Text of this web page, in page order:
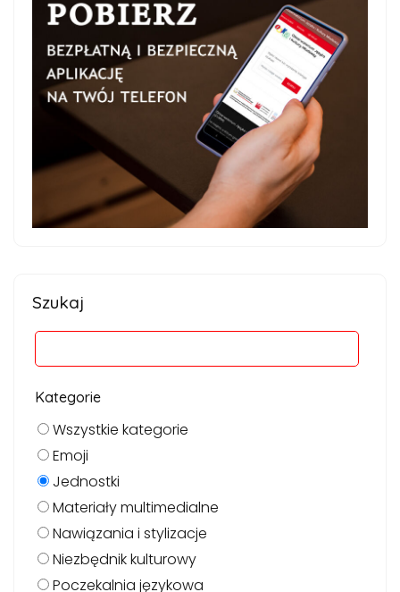
Szukaj
Kategorie
Wszystkie kategorie
Emoji
Jednostki
Materiały multimedialne
Nawiązania i stylizacje
Niezbędnik kulturowy
Poczekalnia językowa